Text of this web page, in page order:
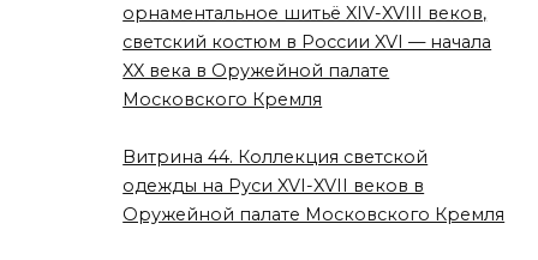
орнаментальное шитьё XIV-XVIII веков,
светский костюм в России XVI — начала
XX века в Оружейной палате
Московского Кремля
Витрина 44. Коллекция светской
одежды на Руси XVI-XVII веков в
Оружейной палате Московского Кремля